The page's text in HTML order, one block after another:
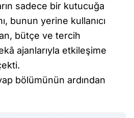
sadece bir kutucuğa
bunun yerine kullanıcı
bütçe ve tercih
ajanlarıyla etkileşime
bölümünün ardından